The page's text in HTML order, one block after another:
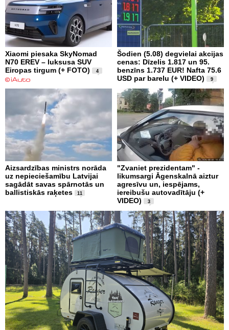
Xiaomi piesaka SkyNomad
N70 EREV – luksusa SUV
Eiropas tirgum (+ FOTO)
4
Šodien (5.08) degvielai akcijas
cenas: Dīzelis 1.817 un 95.
benzīns 1.737 EUR! Nafta 75.6
USD par barelu (+ VIDEO)
9
Aizsardzības ministrs norāda
uz nepieciešamību Latvijai
sagādāt savas spārnotās un
ballistiskās raķetes
11
"Zvaniet prezidentam" -
likumsargi Āgenskalnā aiztur
agresīvu un, iespējams,
iereibušu autovadītāju (+
VIDEO)
3